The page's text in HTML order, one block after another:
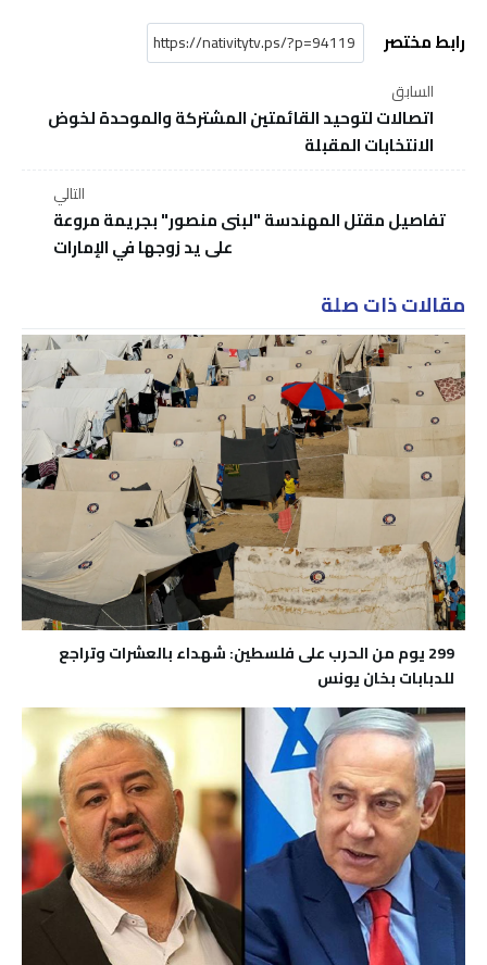
رابط مختصر
السابق
اتصالات لتوحيد القائمتين المشتركة والموحدة لخوض
الانتخابات المقبلة
التالي
تفاصيل مقتل المهندسة "لبنى منصور" بجريمة مروعة
على يد زوجها في الإمارات
مقالات ذات صلة
299 يوم من الحرب على فلسطين: شهداء بالعشرات وتراجع
للدبابات بخان يونس